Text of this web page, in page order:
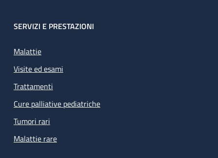
SERVIZI E PRESTAZIONI
Malattie
Visite ed esami
Trattamenti
Cure palliative pediatriche
Tumori rari
Malattie rare